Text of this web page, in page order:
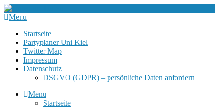
Menu
Startseite
Partyplaner Uni Kiel
Twitter Map
Impressum
Datenschutz
DSGVO (GDPR) – persönliche Daten anfordern
Menu
Startseite